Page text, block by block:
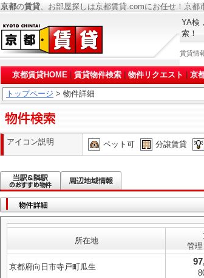
京都の賃貸、お部屋探しは京都賃貸.comにお任せ！京都
YA検
索！
賃貸情
京都賃貸HOME 賃貸物件検索 物件リクエスト 京
トップページ > 物件詳細
アイコン説明 ペット可 分譲賃貸
所在地
管
京都府向日市寺戸町瓜生